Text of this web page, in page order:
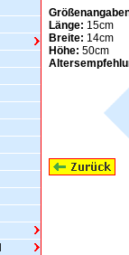
Länge: 15cm
Breite: 14cm
Höhe: 50cm